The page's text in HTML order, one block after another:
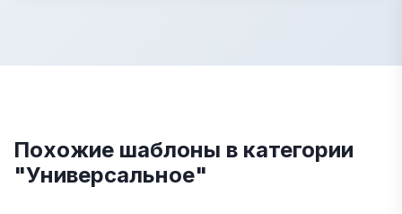
Похожие шаблоны в категории
"Универсальное"